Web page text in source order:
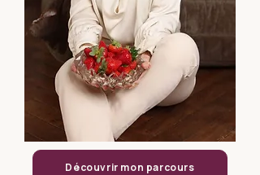
Découvrir mon parcours